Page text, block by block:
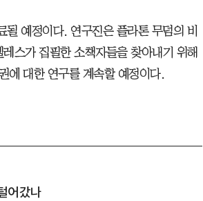
예정이다. 연구진은 플라톤 무덤의 비
스가 집필한 소책자들을 찾아내기 위해
에 대한 연구를 계속할 예정이다.
어갔나